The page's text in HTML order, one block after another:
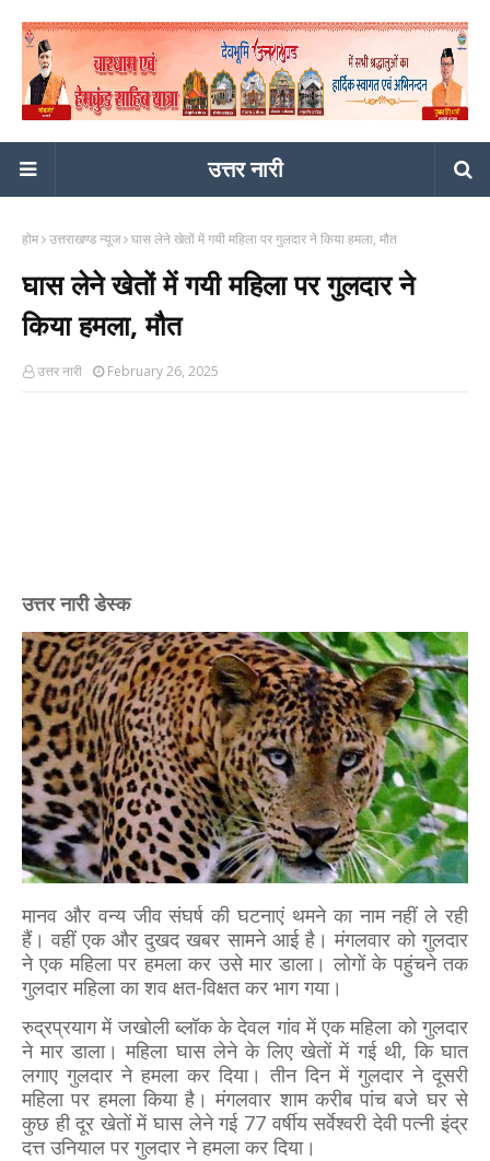
उत्तर नारी
होम उत्तराखण्ड न्यूज घास लेने खेतों में गयी महिला पर गुलदार ने किया हमला, मौत
घास लेने खेतों में गयी महिला पर गुलदार ने
किया हमला, मौत
उत्तर नारी February 26, 2025
उत्तर नारी डेस्क
मानव और वन्य जीव संघर्ष की घटनाएं थमने का नाम नहीं ले रही
हैं। वहीं एक और दुखद खबर सामने आई है। मंगलवार को गुलदार
ने एक महिला पर हमला कर उसे मार डाला। लोगों के पहुंचने तक
गुलदार महिला का शव क्षत-विक्षत कर भाग गया।
रुद्रप्रयाग में जखोली ब्लॉक के देवल गांव में एक महिला को गुलदार
ने मार डाला। महिला घास लेने के लिए खेतों में गई थी, कि घात
लगाए गुलदार ने हमला कर दिया। तीन दिन में गुलदार ने दूसरी
महिला पर हमला किया है। मंगलवार शाम करीब पांच बजे घर से
कुछ ही दूर खेतों में घास लेने गई 77 वर्षीय सर्वेश्वरी देवी पत्नी इंद्र
दत्त उनियाल पर गुलदार ने हमला कर दिया।